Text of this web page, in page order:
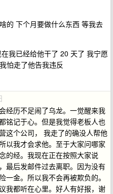
的 下个月要做什么东西 等我去
我已经给他干了 20 天了 我宁愿
怕走了他告我违反
经历不足闹了乌龙。一觉醒来我
铭记于心。但是我觉得老板人也
这个公司， 我走了的确没人帮他
以我才会求他。至于大家问哪家
的经。我现在正在按照大家说
最后发邮件过去离职。因为没有
金。所以我不会再被欺负的。
我都听在心里。好人有好报，谢